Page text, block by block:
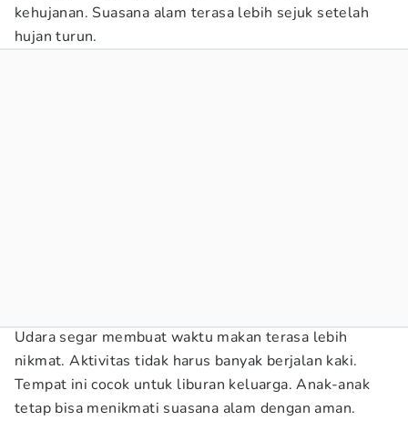
kehujanan. Suasana alam terasa lebih sejuk setelah
hujan turun.
Udara segar membuat waktu makan terasa lebih
nikmat. Aktivitas tidak harus banyak berjalan kaki.
Tempat ini cocok untuk liburan keluarga. Anak-anak
tetap bisa menikmati suasana alam dengan aman.